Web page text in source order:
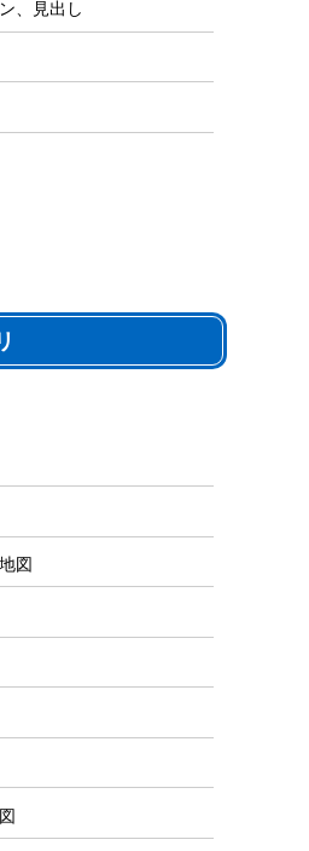
、見出し
図